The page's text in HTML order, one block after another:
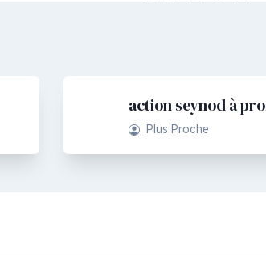
action seynod à
Plus Proche